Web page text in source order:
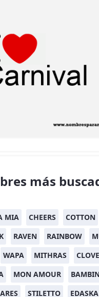
más
MIA CHEERS COTTON
RAVEN RAINBOW
WAPA MITHRAS
MON AMOUR
STILETTO EDASKA